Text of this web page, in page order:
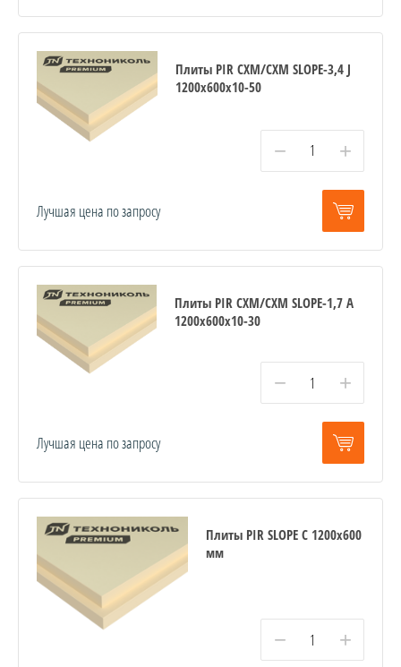
Плиты PIR СХМ/СХМ SLOPE-3,4 J
1200х600х10-50
− +
Лучшая цена по запросу
Плиты PIR СХМ/СХМ SLOPE-1,7 A
1200х600х10-30
− +
Лучшая цена по запросу
Плиты PIR SLOPE C 1200х600
мм
− +